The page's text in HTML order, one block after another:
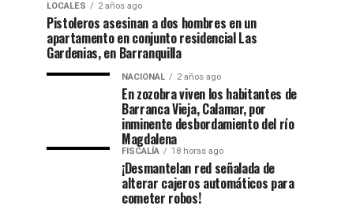
LOCALES 2 años ago
Pistoleros asesinan a dos hombres en un
apartamento en conjunto residencial Las
Gardenias, en Barranquilla
NACIONAL 2 años ago
En zozobra viven los habitantes de
Barranca Vieja, Calamar, por
inminente desbordamiento del río
Magdalena
FISCALÍA 18 horas ago
¡Desmantelan red señalada de
alterar cajeros automáticos para
cometer robos!